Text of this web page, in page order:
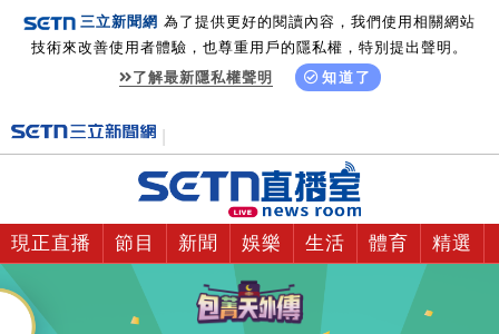
三立新聞網 為了提供更好的閱讀內容，我們使用相關網站
技術來改善使用者體驗，也尊重用戶的隱私權，特別提出聲明。
了解最新隱私權聲明
知道了
現正直播 節目 新聞 娛樂 生活 體育 精選